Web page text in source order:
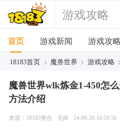
游戏攻略
首页 游戏新闻 游戏攻略
18183首页 > 魔兽世界 > 游戏攻略
魔兽世界wlk炼金1-450怎
方法介绍
来源：18183整合 无殊 24-06-26 16:50:56